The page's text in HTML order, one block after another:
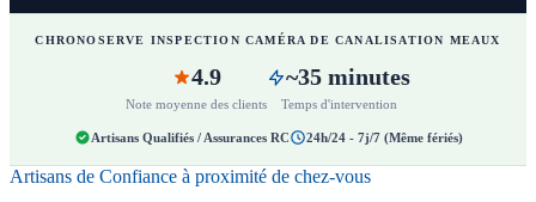
CHRONOSERVE INSPECTION CAMÉRA DE CANALISATION MEAUX
4.9
Note moyenne des clients
~35 minutes
Temps d'intervention
Artisans Qualifiés / Assurances RC 24h/24 - 7j/7 (Même fériés)
Artisans de Confiance à proximité de chez-vous